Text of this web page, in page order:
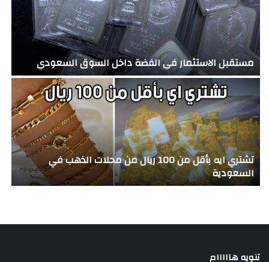
مستقبل الاستثمار في الفضة داخل السوق السعودي
تشتري ايه بأقل من 100 ريال من محلات الذهب في
السعودية
تنويه هااااام